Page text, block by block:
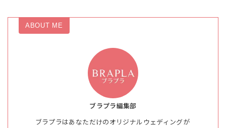
ABOUT ME
ブラプラ編集部
ブラプラはあなただけのオリジナルウェディングが